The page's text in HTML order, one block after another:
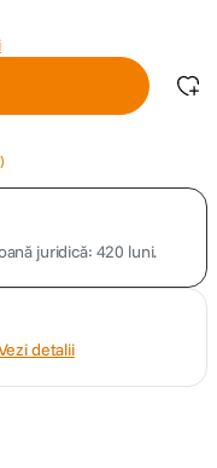
juridică: 420 luni.
detalii